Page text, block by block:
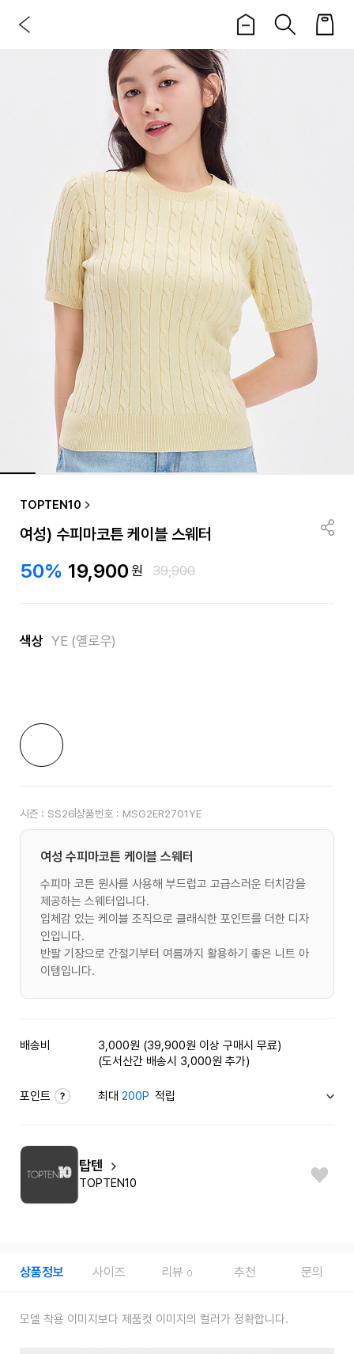
TOPTEN10
여성) 수피마코튼 케이블 스웨터
50% 19,900원 39,900
색상 YE (옐로우)
시즌 : SS26상품번호 : MSG2ER2701YE
여성 수피마코튼 케이블 스웨터
수피마 코튼 원사를 사용해 부드럽고 고급스러운 터치감을
제공하는 스웨터입니다.
입체감 있는 케이블 조직으로 클래식한 포인트를 더한 디자
인입니다.
반팔 기장으로 간절기부터 여름까지 활용하기 좋은 니트 아
이템입니다.
배송비
3,000원 (39,900원 이상 구매시 무료)
(도서산간 배송시 3,000원 추가)
포인트 최대200P 적립
탑텐
TOPTEN10
상품정보 사이즈 리뷰 0 추천 문의
모델 착용 이미지보다 제품컷 이미지의 컬러가 정확합니다.